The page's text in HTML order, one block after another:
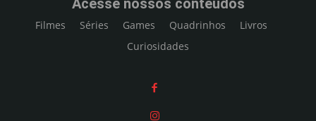
Acesse nossos conteúdos
Filmes Séries Games Quadrinhos
Livros
Curiosidades